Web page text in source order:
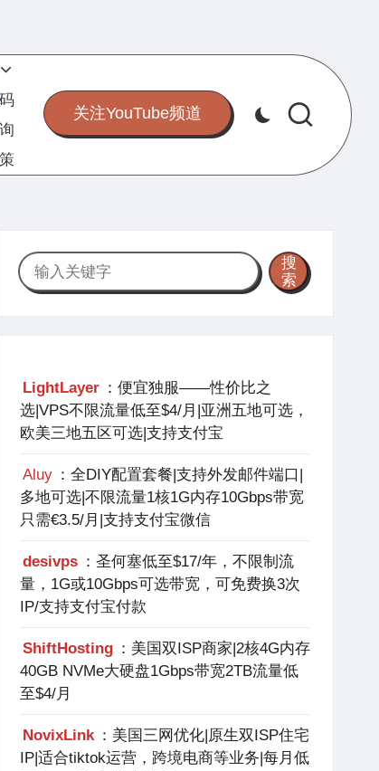
关注YouTube频道
搜
索
搜
索
LightLayer ：便宜独服——性价比之
选|VPS不限流量低至$4/月|亚洲五地可选，
欧美三地五区可选|支持支付宝
Aluy ：全DIY配置套餐|支持外发邮件端口|
多地可选|不限流量1核1G内存10Gbps带宽
只需€3.5/月|支持支付宝微信
desivps ：圣何塞低至$17/年，不限制流
量，1G或10Gbps可选带宽，可免费换3次
IP/支持支付宝付款
ShiftHosting ：美国双ISP商家|2核4G内存
40GB NVMe大硬盘1Gbps带宽2TB流量低
至$4/月
NovixLink ：美国三网优化|原生双ISP住宅
IP|适合tiktok运营，跨境电商等业务|每月低